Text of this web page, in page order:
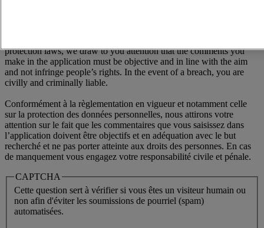
protection laws, we draw to you attention that the comments you
make in the application must be objective and in line with the aim
and not infringe people’s rights. In the event of a breach, you are
civilly and criminally liable.
Conformément à la règlementation en vigueur et notamment celle
sur la protection des données personnelles, nous attirons votre
attention sur le fait que les commentaires que vous saisissez dans
l’application doivent être objectifs et en adéquation avec le but
recherché et ne pas porter atteinte aux droits des personnes. En cas
de manquement vous engagez votre responsabilité civile et pénale.
CAPTCHA
Cette question sert à vérifier si vous êtes un visiteur humain ou
non afin d'éviter les soumissions de pourriel (spam)
automatisées.